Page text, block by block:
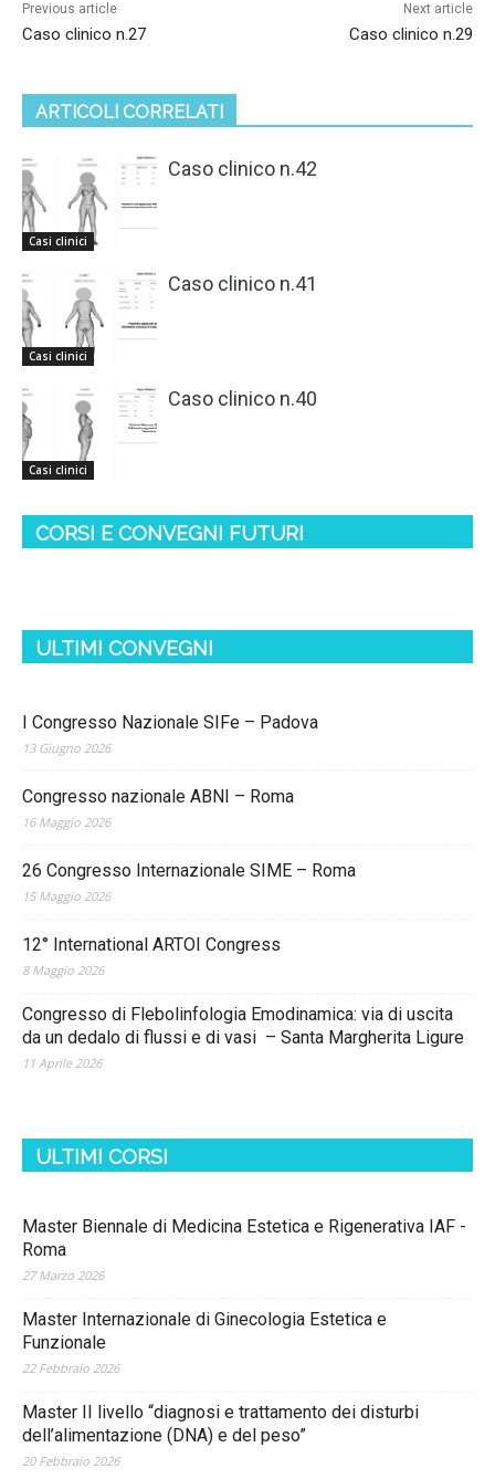
Previous article
Caso clinico n.27
Next article
Caso clinico n.29
ARTICOLI CORRELATI
Casi clinici
Caso clinico n.42
Casi clinici
Caso clinico n.41
Casi clinici
Caso clinico n.40
CORSI E CONVEGNI FUTURI
ULTIMI CONVEGNI
I Congresso Nazionale SIFe – Padova
13 Giugno 2026
Congresso nazionale ABNI – Roma
16 Maggio 2026
26 Congresso Internazionale SIME – Roma
15 Maggio 2026
12° International ARTOI Congress
8 Maggio 2026
Congresso di Flebolinfologia Emodinamica: via di uscita
da un dedalo di flussi e di vasi – Santa Margherita Ligure
11 Aprile 2026
ULTIMI CORSI
Master Biennale di Medicina Estetica e Rigenerativa IAF -
Roma
27 Marzo 2026
Master Internazionale di Ginecologia Estetica e
Funzionale
22 Febbraio 2026
Master II livello “diagnosi e trattamento dei disturbi
dell’alimentazione (DNA) e del peso”
20 Febbraio 2026